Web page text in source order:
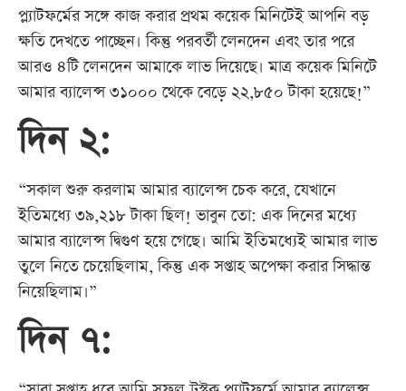
প্ল্যাটফর্মের সঙ্গে কাজ করার প্রথম কয়েক মিনিটেই আপনি বড়
ক্ষতি দেখতে পাচ্ছেন। কিন্তু পরবর্তী লেনদেন এবং তার পরে
আরও ৪টি লেনদেন আমাকে লাভ দিয়েছে। মাত্র কয়েক মিনিটে
আমার ব্যালেন্স ৩১০০০ থেকে বেড়ে ২২,৮৫০ টাকা হয়েছে!”
দিন ২:
“সকাল শুরু করলাম আমার ব্যালেন্স চেক করে, যেখানে
ইতিমধ্যে ৩৯,২১৮ টাকা ছিল! ভাবুন তো: এক দিনের মধ্যে
আমার ব্যালেন্স দ্বিগুণ হয়ে গেছে। আমি ইতিমধ্যেই আমার লাভ
তুলে নিতে চেয়েছিলাম, কিন্তু এক সপ্তাহ অপেক্ষা করার সিদ্ধান্ত
নিয়েছিলাম।”
দিন ৭: